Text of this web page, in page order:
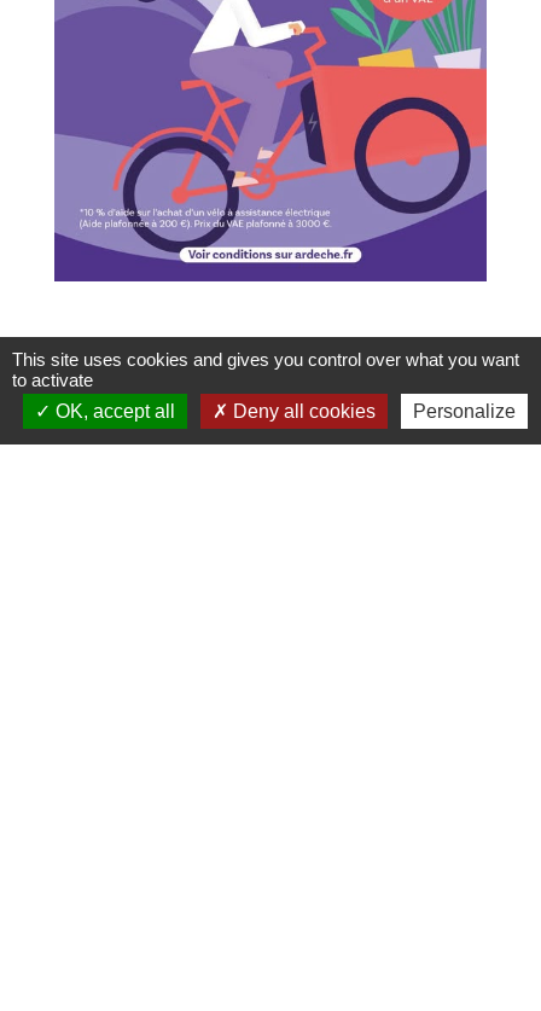
This site uses cookies and gives you control over what you want
to activate
OK, accept all
Deny all cookies Personalize